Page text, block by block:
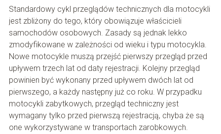
Standardowy cykl przeglądów technicznych dla motocykli
jest zbliżony do tego, który obowiązuje właścicieli
samochodów osobowych. Zasady są jednak lekko
zmodyfikowane w zależności od wieku i typu motocykla.
Nowe motocykle muszą przejść pierwszy przegląd przed
upływem trzech lat od daty rejestracji. Kolejny przegląd
powinien być wykonany przed upływem dwóch lat od
pierwszego, a każdy następny już co roku. W przypadku
motocykli zabytkowych, przegląd techniczny jest
wymagany tylko przed pierwszą rejestracją, chyba że są
one wykorzystywane w transportach zarobkowych.